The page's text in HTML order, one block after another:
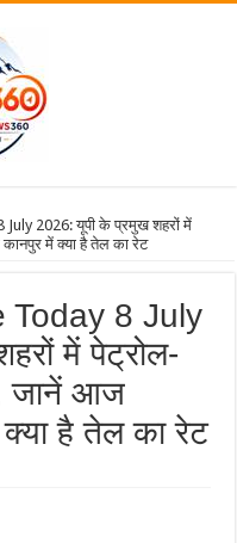
2026: यूपी के प्रमुख शहरों में
में क्या है तेल का रेट
Today 8 July
में पेट्रोल-
जानें आज
है तेल का रेट